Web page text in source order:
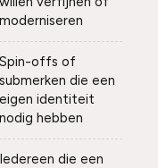
moderniseren
Spin-offs of
submerken die een
eigen identiteit
nodig hebben
Iedereen die een